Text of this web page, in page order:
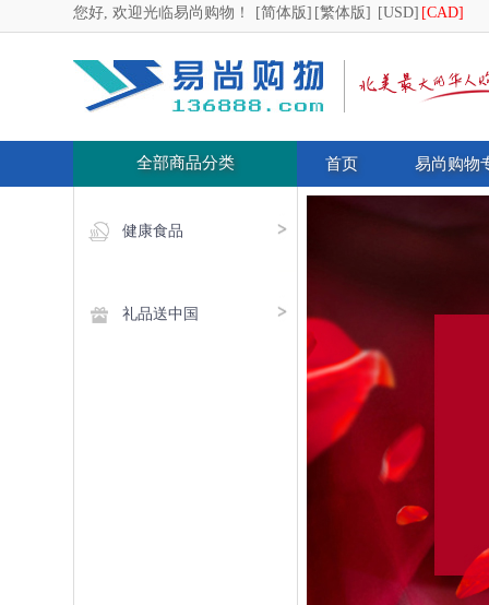
您好, 欢迎光临易尚购物！ [简体版] [繁体版] [USD] [CAD]
全部商品分类 首页 易尚购物
健康食品
礼品送中国